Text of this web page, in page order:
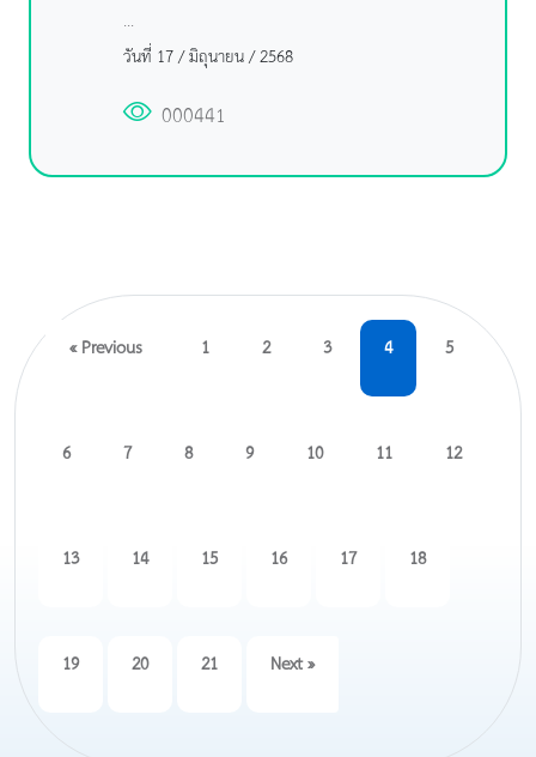
...
วันที่ 17 / มิถุนายน / 2568
000441
« Previous 1 2 3 4 5
6 7 8 9 10 11 12
13 14 15 16 17 18
19 20 21 Next »